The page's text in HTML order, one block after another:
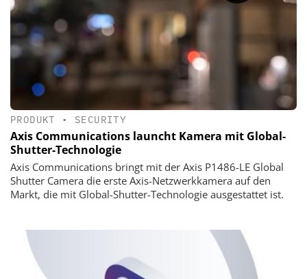
PRODUKT • SECURITY
Axis Communications launcht Kamera mit Global-
Shutter-Technologie
Axis Communications bringt mit der Axis P1486-LE Global
Shutter Camera die erste Axis-Netzwerkkamera auf den
Markt, die mit Global-Shutter-Technologie ausgestattet ist.